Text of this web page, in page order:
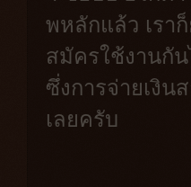
พหลักแล้ว เรา
สมัครใช้งานกั
ซึ่งการจ่ายเงิ
เลยครับ